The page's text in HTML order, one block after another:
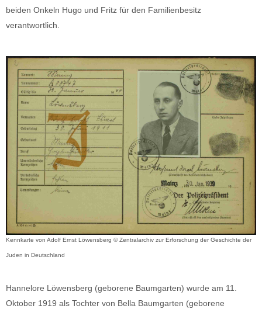
beiden Onkeln Hugo und Fritz für den Familienbesitz
verantwortlich.
Kennkarte von Adolf Ernst Löwensberg © Zentralarchiv zur Erforschung der Geschichte der
Juden in Deutschland
Hannelore Löwensberg (geborene Baumgarten) wurde am 11.
Oktober 1919 als Tochter von Bella Baumgarten (geborene